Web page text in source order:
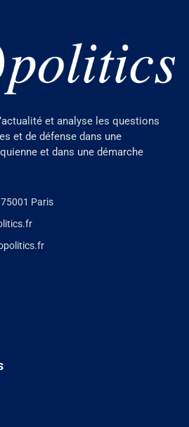
et analyse les questions
et de défense dans une
et dans une démarche
Paris